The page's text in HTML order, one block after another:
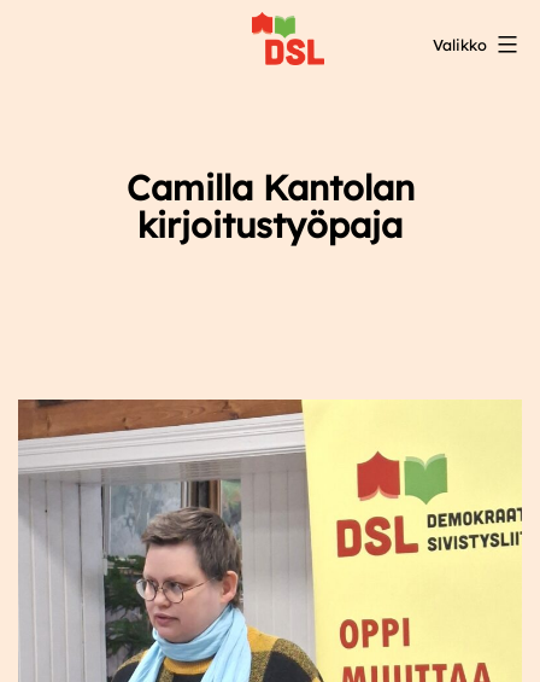
Valikko
Camilla Kantolan
kirjoitustyöpaja